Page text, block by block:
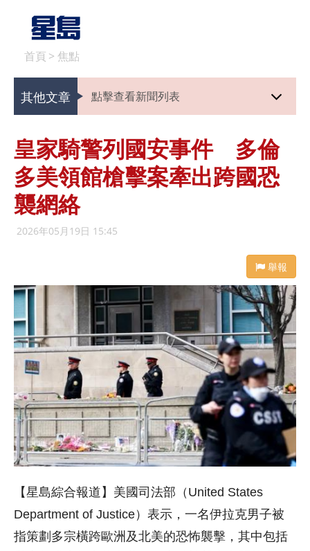
首頁 > 焦點
其他文章 點擊查看新聞列表
皇家騎警列國安事件 多倫
多美領館槍擊案牽出跨國恐
襲網絡
2026年05月19日 15:45
舉報
【星島綜合報道】美國司法部（ United States
Department of Justice）表示，一名伊拉克男子被
指策劃多宗橫跨歐洲及北美的恐怖襲擊，其中包括